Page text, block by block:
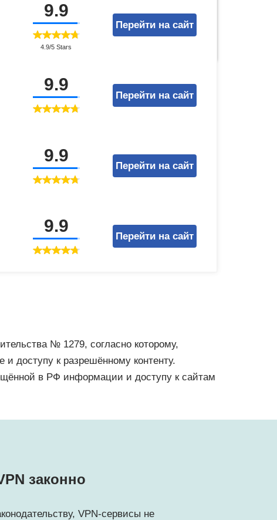
9.9
4.9/5 Stars
Перейти на сайт
9.9
Перейти на сайт
9.9
Перейти на сайт
9.9
Перейти на сайт
№ 1279, согласно которому,
доступу к разрешённому контенту.
в РФ информации и доступу к сайтам
законно
VPN-сервисы не